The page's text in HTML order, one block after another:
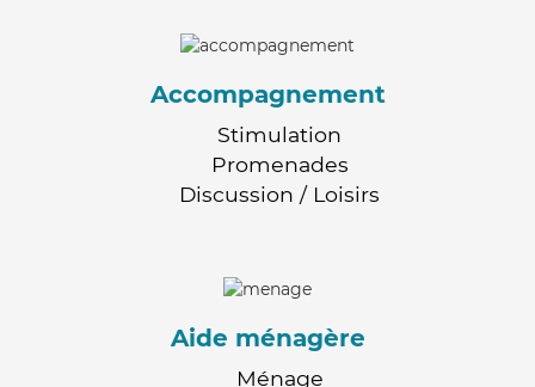
Accompagnement
Stimulation
Promenades
Discussion / Loisirs
Aide ménagère
Ménage